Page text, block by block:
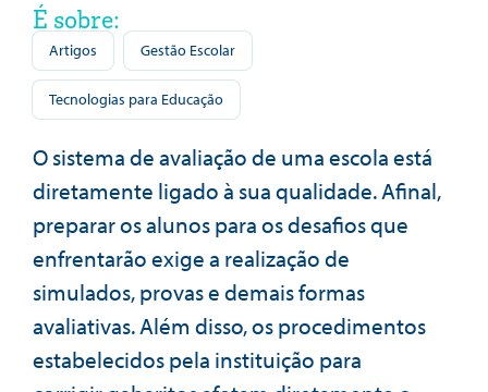
É sobre:
Artigos Gestão Escolar
Tecnologias para Educação
O sistema de avaliação de uma escola está
diretamente ligado à sua qualidade. Afinal,
preparar os alunos para os desafios que
enfrentarão exige a realização de
simulados, provas e demais formas
avaliativas. Além disso, os procedimentos
estabelecidos pela instituição para